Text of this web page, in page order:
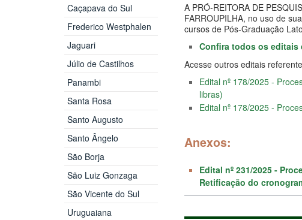
Caçapava do Sul
Frederico Westphalen
Jaguari
Júlio de Castilhos
Panambi
Santa Rosa
Santo Augusto
Santo Ângelo
São Borja
São Luiz Gonzaga
São Vicente do Sul
Uruguaiana
A PRÓ-REITORA DE
FARROUPILHA, no uso de
cursos de Pós-Graduação
Confira todos os editais
Acesse outros editais
Edital nº 178/2025 -
libras)
Edital nº 178/2025 -
Anexos:
Edital nº 231/2025 -
Retificação do